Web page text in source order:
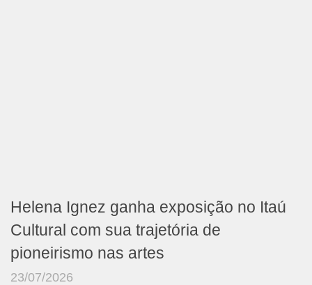
Helena Ignez ganha exposição no Itaú
Cultural com sua trajetória de
pioneirismo nas artes
23/07/2026